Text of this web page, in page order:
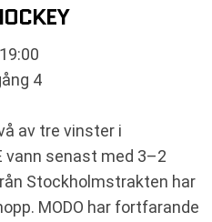
4
av tre vinster i
vann senast med 3–2
Stockholmstrakten har
MODO har fortfarande